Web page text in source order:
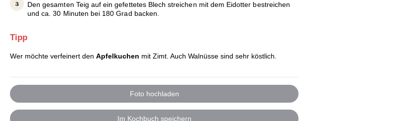
Den gesamten Teig auf ein gefettetes Blech streichen mit dem Eidotter bestreichen
und ca. 30 Minuten bei 180 Grad backen.
Tipp
Wer möchte verfeinert den Apfelkuchen mit Zimt. Auch Walnüsse sind sehr köstlich.
Foto hochladen
Im Kochbuch speichern